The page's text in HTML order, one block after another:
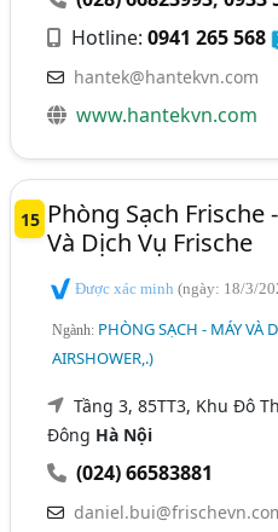
Hotline:0941 265 568
hantek@hantekvn.com
www.hantekvn.com
15 Phòng Sạch Frische
Và Dịch Vụ Frische
Được xác minh(ngày: 18/3/
Ngành: PHÒNG SẠCH - MÁY VÀ
AIRSHOWER,.)
Tầng 3, 85TT3, Khu Đô
Đông Hà Nội
(024) 66583881